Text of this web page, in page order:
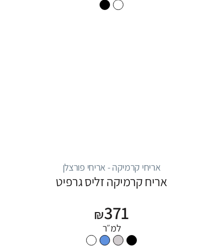
אריחי קרמיקה - אריחי פורצלן
אריח קרמיקה זליס גרפיט
₪371
למ״ר